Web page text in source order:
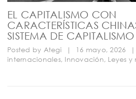
EL CAPITALISMO CON
CARACTERÍSTICAS
SISTEMA DE
Posted by Ategi | 16 mayo, 2026 |
internacionales, Innovación, Leyes y